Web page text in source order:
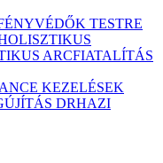
TESTRE
ARCFIATALÍTÁS
KEZELÉSEK
DRHAZI